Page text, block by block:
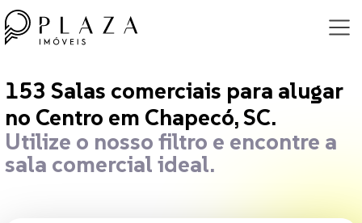
153 Salas comerciais para alugar
153 Salas comerciais para alugar
no Centro em Chapecó, SC.
Utilize o nosso filtro e encontre a
sala comercial ideal.